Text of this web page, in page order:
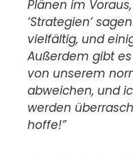
Plänen im
‘Strategien’
vielfältig, und
Außerdem gibt
von unserem
abweichen, und
werden
hoffe!”